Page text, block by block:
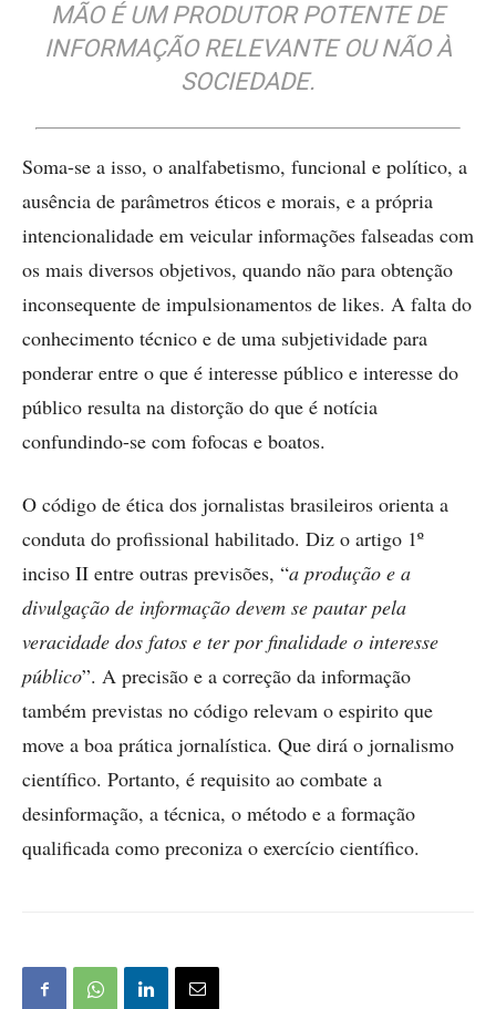
MÃO É UM PRODUTOR POTENTE DE
INFORMAÇÃO RELEVANTE OU NÃO À
SOCIEDADE.
Soma-se a isso, o analfabetismo, funcional e político, a
ausência de parâmetros éticos e morais, e a própria
intencionalidade em veicular informações falseadas com
os mais diversos objetivos, quando não para obtenção
inconsequente de impulsionamentos de likes. A falta do
conhecimento técnico e de uma subjetividade para
ponderar entre o que é interesse público e interesse do
público resulta na distorção do que é notícia
confundindo-se com fofocas e boatos.
O código de ética dos jornalistas brasileiros orienta a
conduta do profissional habilitado. Diz o artigo 1º
inciso II entre outras previsões, “a produção e a
divulgação de informação devem se pautar pela
veracidade dos fatos e ter por finalidade o interesse
público”. A precisão e a correção da informação
também previstas no código relevam o espirito que
move a boa prática jornalística. Que dirá o jornalismo
científico. Portanto, é requisito ao combate a
desinformação, a técnica, o método e a formação
qualificada como preconiza o exercício científico.